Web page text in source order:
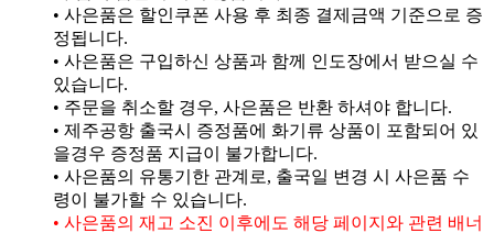
• 사은품은 할인쿠폰 사용 후 최종 결제금액 기준으로 증
정됩니다.
• 사은품은 구입하신 상품과 함께 인도장에서 받으실 수
있습니다.
• 주문을 취소할 경우, 사은품은 반환 하셔야 합니다.
• 제주공항 출국시 증정품에 화기류 상품이 포함되어 있
을경우 증정품 지급이 불가합니다.
• 사은품의 유통기한 관계로, 출국일 변경 시 사은품 수
령이 불가할 수 있습니다.
• 사은품의 재고 소진 이후에도 해당 페이지와 관련 배너